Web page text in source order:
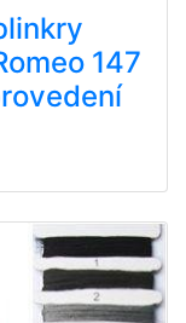
147